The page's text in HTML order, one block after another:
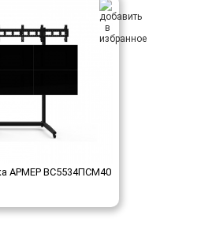
АРМЕР ВС5534ПСМ40